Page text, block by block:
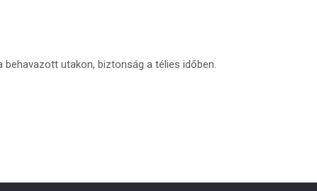
utakon, biztonság a télies időben.